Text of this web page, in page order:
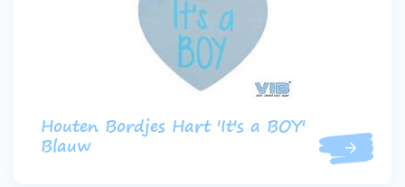
Houten Bordjes Hart 'It's a BOY'
Blauw